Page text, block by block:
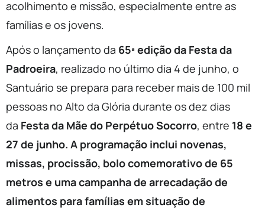
acolhimento e missão, especialmente entre as
famílias e os jovens.
Após o lançamento da 65ª edição da Festa da
Padroeira, realizado no último dia 4 de junho, o
Santuário se prepara para receber mais de 100 mil
pessoas no Alto da Glória durante os dez dias
da Festa da Mãe do Perpétuo Socorro, entre 18 e
27 de junho. A programação inclui novenas,
missas, procissão, bolo comemorativo de 65
metros e uma campanha de arrecadação de
alimentos para famílias em situação de